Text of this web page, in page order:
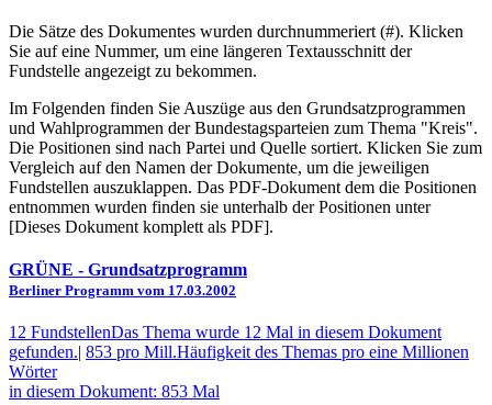
Die Sätze des Dokum­entes wurden durch­nummeriert (#). Klicken
Sie auf eine Nummer, um eine längeren Textausschnitt der
Fundstelle angezeigt zu bekommen.
Im Folgenden finden Sie Auszüge aus den Grundsatz­program­men
und Wahl­program­men der Bundes­tags­parteien zum Thema "Kreis".
Die Posi­tionen sind nach Partei und Quelle sortiert. Klicken Sie zum
Vergleich auf den Namen der Dokumente, um die jeweiligen
Fundstellen aus­zu­klappen. Das PDF-Dokument dem die Posi­tionen
entnommen wurden finden sie unterhalb der Positionen unter
[Dieses Dokument komplett als PDF].
GRÜNE - Grundsatzprogramm
Berliner Programm vom 17.03.2002
12 FundstellenDas Thema wurde 12 Mal in diesem Dokument
gefunden.| 853 pro Mill.Häufigkeit des Themas pro eine Millionen
Wörter
in diesem Dokument: 853 Mal